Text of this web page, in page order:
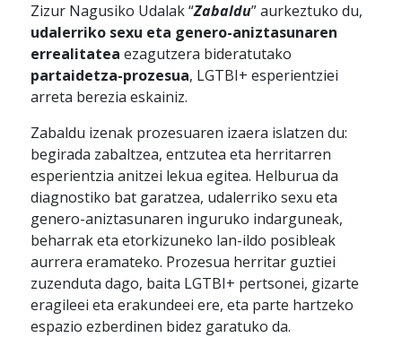
Zizur Nagusiko Udalak “Zabaldu” aurkeztuko du,
udalerriko sexu eta genero-aniztasunaren
errealitatea ezagutzera bideratutako
partaidetza-prozesua, LGTBI+ esperientziei
arreta berezia eskainiz.
Zabaldu izenak prozesuaren izaera islatzen du:
begirada zabaltzea, entzutea eta herritarren
esperientzia anitzei lekua egitea. Helburua da
diagnostiko bat garatzea, udalerriko sexu eta
genero-aniztasunaren inguruko indarguneak,
beharrak eta etorkizuneko lan-ildo posibleak
aurrera eramateko. Prozesua herritar guztiei
zuzenduta dago, baita LGTBI+ pertsonei, gizarte
eragileei eta erakundeei ere, eta parte hartzeko
espazio ezberdinen bidez garatuko da.